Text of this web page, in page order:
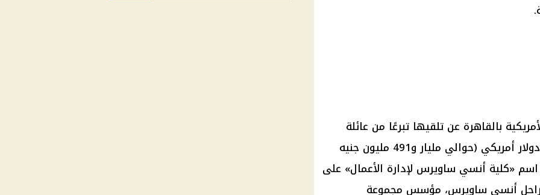
بالقاهرة عن تلقيها تبرعًا من عائلة
دولارأمريكي (حوالي مليار و491 مليون
جنيه
«كلية أنسي ساويرس لإدارة الأعمال» على
أنسي ساويرس، مؤسس مجموعة